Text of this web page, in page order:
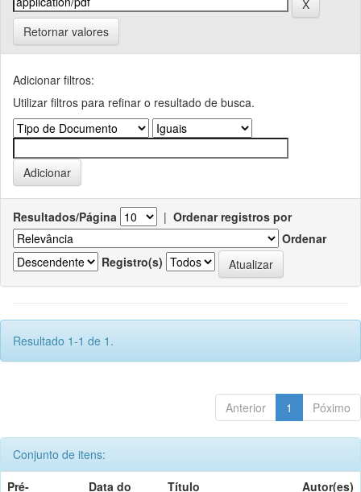
Retornar valores
Adicionar filtros:
Utilizar filtros para refinar o resultado de busca.
Resultados/Página | Ordenar registros por
Ordenar
Registro(s)
Resultado 1-1 de 1.
Anterior 1 Póximo
Conjunto de itens:
Pré-
Data do
Título Autor(es)